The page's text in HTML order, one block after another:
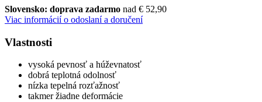
Slovensko: doprava zadarmo nad € 52,90
Viac informácií o odoslaní a doručení
Vlastnosti
vysoká pevnosť a húževnatosť
dobrá teplotná odolnosť
nízka tepelná rozťažnosť
takmer žiadne deformácie